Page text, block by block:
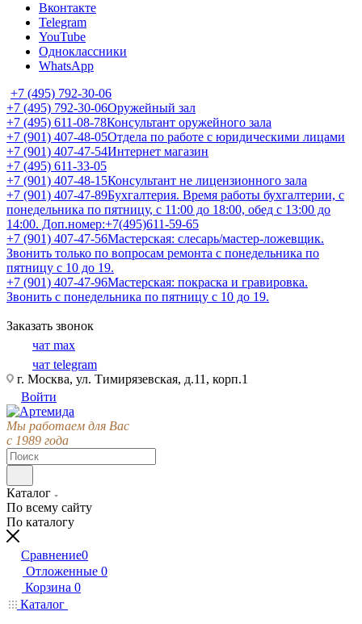
Вконтакте
Telegram
YouTube
Одноклассники
WhatsApp
+7 (495) 792-30-06
+7 (495) 792-30-06Оружейный зал
+7 (495) 611-08-78Консультант оружейного зала
+7 (901) 407-48-05Отдела по работе с юридическими лицами
+7 (901) 407-47-54Интернет магазин
+7 (495) 611-33-05
+7 (901) 407-48-15Консультант не лицензионного зала
+7 (901) 407-47-89Бухгалтерия. Время работы бухгалтерии, с
понедельника по пятницу, с 11:00 до 18:00, обед с 13:00 до
14:00. Доп.номер:+7(495)611-59-65
+7 (901) 407-47-56Мастерская: слесарь/мастер-ложевщик.
Звонить только по вопросам ремонта с понедельника по
пятницу с 10 до 19.
+7 (901) 407-47-96Мастерская: покраска и гравировка.
Звонить с понедельника по пятницу с 10 до 19.
Заказать звонок
чат max
чат telegram
г. Москва, ул. Тимирязевская, д.11, корп.1
Войти
Мы работаем для Вас
с 1989 года
Каталог
По всему сайту
По каталогу
Сравнение0
Отложенные 0
Корзина 0
Каталог